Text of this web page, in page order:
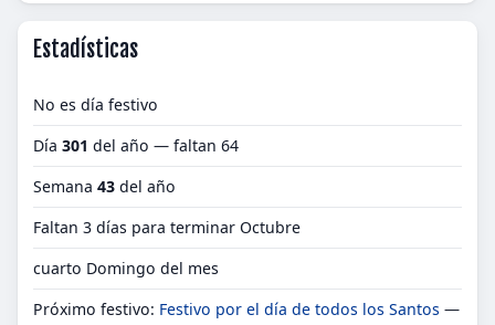
Estadísticas
No es día festivo
Día 301 del año — faltan 64
Semana 43 del año
Faltan 3 días para terminar Octubre
cuarto Domingo del mes
Próximo festivo: Festivo por el día de todos los Santos —